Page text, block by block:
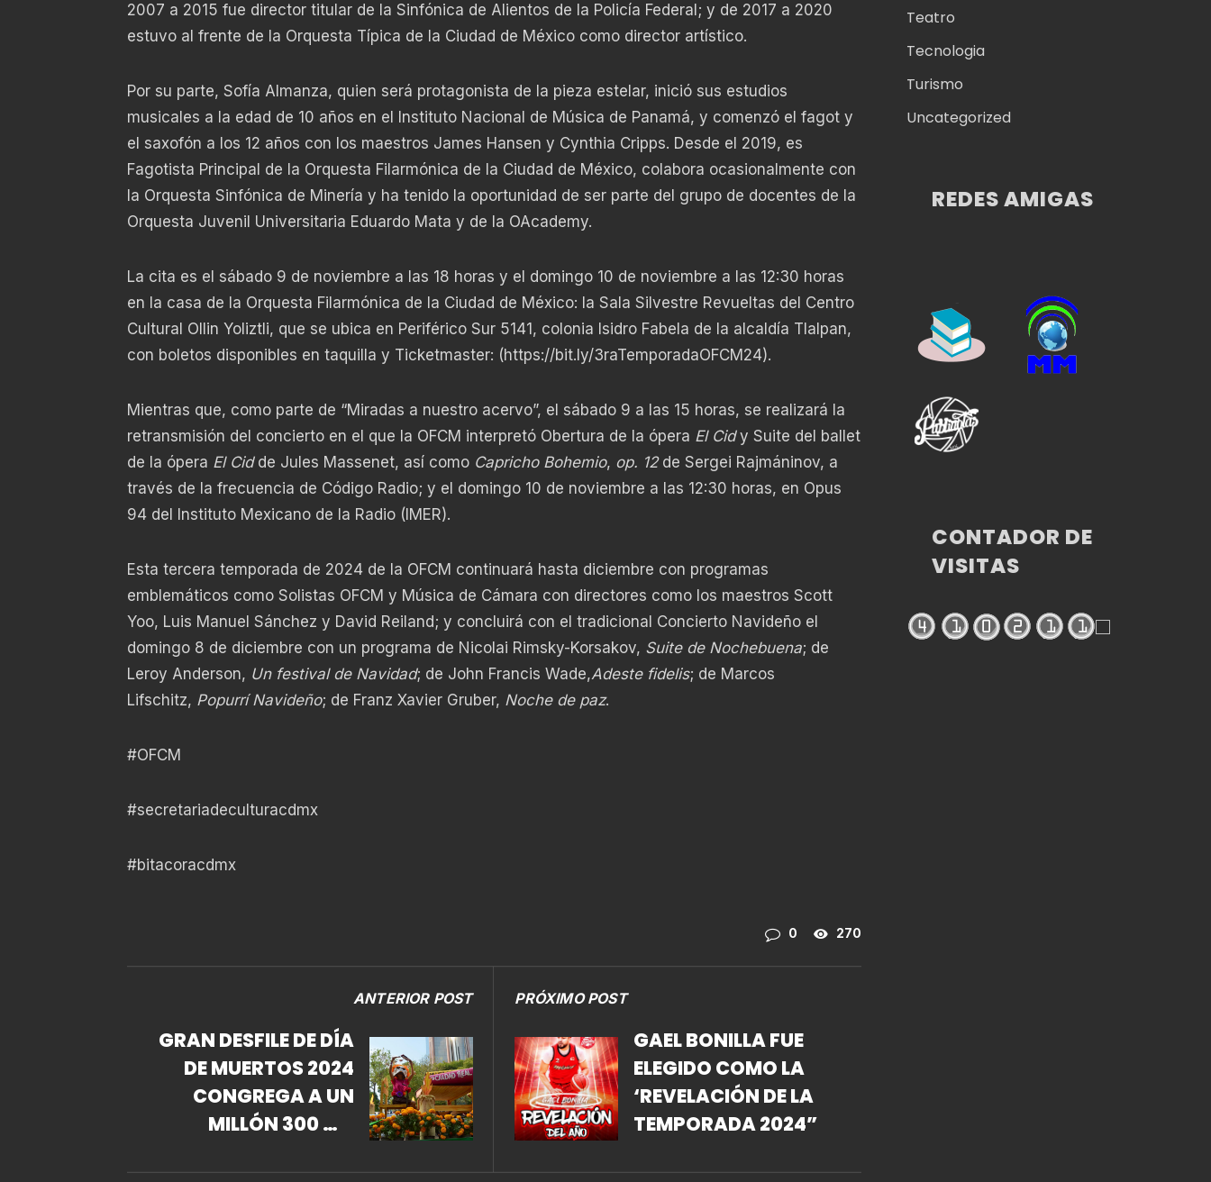
2007 a 2015 fue director titular de la Sinfónica de Alientos de la Policía Federal; y de 2017 a 2020
estuvo al frente de la Orquesta Típica de la Ciudad de México como director artístico.
Por su parte, Sofía Almanza, quien será protagonista de la pieza estelar, inició sus estudios
musicales a la edad de 10 años en el Instituto Nacional de Música de Panamá, y comenzó el fagot y
el saxofón a los 12 años con los maestros James Hansen y Cynthia Cripps. Desde el 2019, es
Fagotista Principal de la Orquesta Filarmónica de la Ciudad de México, colabora ocasionalmente con
la Orquesta Sinfónica de Minería y ha tenido la oportunidad de ser parte del grupo de docentes de la
Orquesta Juvenil Universitaria Eduardo Mata y de la OAcademy.
La cita es el sábado 9 de noviembre a las 18 horas y el domingo 10 de noviembre a las 12:30 horas
en la casa de la Orquesta Filarmónica de la Ciudad de México: la Sala Silvestre Revueltas del Centro
Cultural Ollin Yoliztli, que se ubica en Periférico Sur 5141, colonia Isidro Fabela de la alcaldía Tlalpan,
con boletos disponibles en taquilla y Ticketmaster: (https://bit.ly/3raTemporadaOFCM24).
Mientras que, como parte de “Miradas a nuestro acervo”, el sábado 9 a las 15 horas, se realizará la
retransmisión del concierto en el que la OFCM interpretó Obertura de la ópera El Cidy Suite del ballet
de la ópera El Cidde Jules Massenet, así como Capricho Bohemio, op. 12de Sergei Rajmáninov, a
través de la frecuencia de Código Radio; y el domingo 10 de noviembre a las 12:30 horas, en Opus
94 del Instituto Mexicano de la Radio (IMER).
Esta tercera temporada de 2024 de la OFCM continuará hasta diciembre con programas
emblemáticos como Solistas OFCM y Música de Cámara con directores como los maestros Scott
Yoo, Luis Manuel Sánchez y David Reiland; y concluirá con el tradicional Concierto Navideño el
domingo 8 de diciembre con un programa de Nicolai Rimsky-Korsakov, Suite de Nochebuena; de
Leroy Anderson, Un festival de Navidad; de John Francis Wade,Adeste fidelis; de Marcos
Lifschitz, Popurrí Navideño; de Franz Xavier Gruber, Noche de paz.
#OFCM
#secretariadeculturacdmx
#bitacoracdmx
0 270
ANTERIOR POST
GRAN DESFILE DE DÍA
DE MUERTOS 2024
CONGREGA A UN
MILLÓN 300 MIL
PRÓXIMO POST
GAEL BONILLA FUE
ELEGIDO COMO LA
‘REVELACIÓN DE LA
TEMPORADA 2024”
Teatro
Tecnologia
Turismo
Uncategorized
REDES AMIGAS
CONTADOR DE
VISITAS